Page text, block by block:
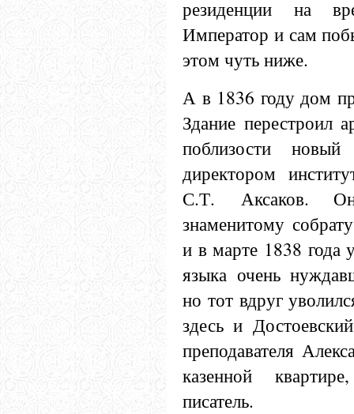
резиденции на
Император и сам
этом чуть ниже.
А в 1836 году дом
Здание перестроил
поблизости
директором
С.Т. Аксаков.
знаменитому
и в марте 1838 года
языка очень
но тот вдруг
здесь и
преподавателя
казенной
писатель.